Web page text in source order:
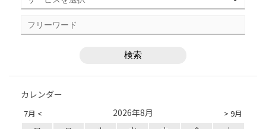
カレンダー
7月 < > 9月
2026年8月